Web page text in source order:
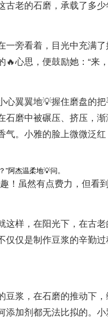
古老的石磨，承载了多
一旁看着，目光中充满
🔥心思，便鼓励她：“来
心翼翼地💡握住磨盘的
石磨中被碾压、挤压，
气。小雅的脸上微微泛
”阿杰温柔地💡问。
！虽然有点费力，但看
这样，在阳光下，在古
仅仅是制作豆浆的辛勤
豆浆，在石磨的推动下
添加剂都无法比拟的。